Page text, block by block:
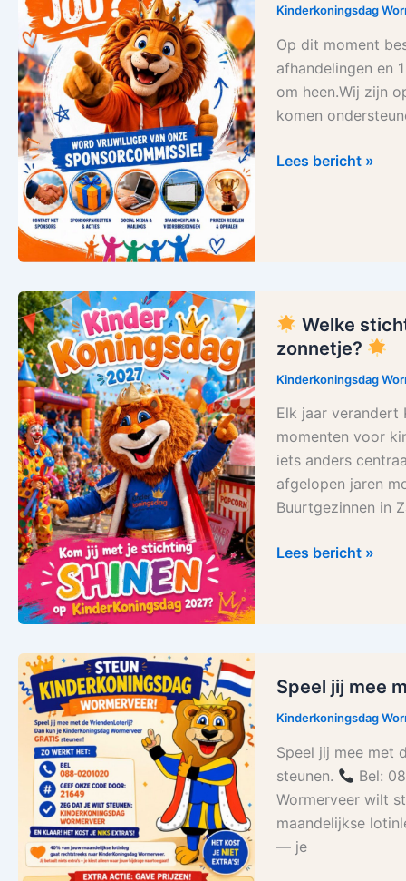
Kinderkoningsdag
Op dit moment
afhandelingen en
om heen.Wij zijn
komen
voor
Lees bericht »
Welke
zonnetje?
Kinderkoningsdag
Elk jaar verandert
momenten voor
iets anders
afgelopen jaren
Buurtgezinnen in
Welke
stichting
zetten
tijdens
KinderKoningsdag
2027
in
het
Lees bericht »
Speel jij mee
Kinderkoningsdag
Speel jij mee met
steunen.
Bel:
Wormerveer wilt
maandelijkse
— je
jij
mee
de
Vriendenloterij?